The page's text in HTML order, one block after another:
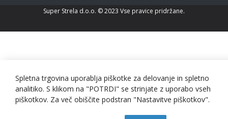
Super Strela d.o.o. © 2023 Vse pravice pridržane.
Spletna trgovina uporablja piškotke za delovanje in spletno
analitiko. S klikom na "POTRDI" se strinjate z uporabo vseh
piškotkov. Za več obiščite podstran "Nastavitve piškotkov".